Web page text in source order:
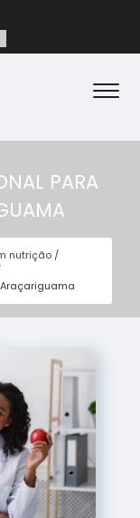
PARA
nutrição